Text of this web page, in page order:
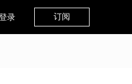
录 订阅